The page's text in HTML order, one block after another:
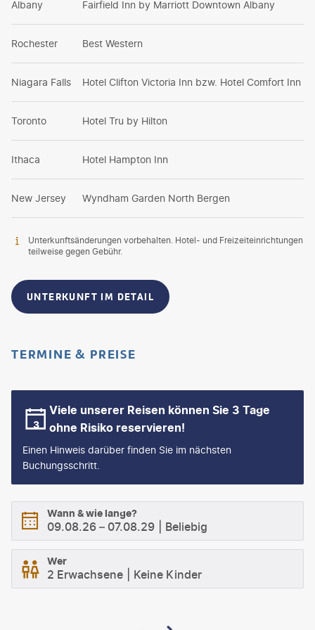
Albany Fairfield Inn by Marriott Downtown Albany
Rochester Best Western
Niagara Falls Hotel Clifton Victoria Inn bzw. Hotel Comfort Inn
Toronto Hotel Tru by Hilton
Ithaca Hotel Hampton Inn
New Jersey Wyndham Garden North Bergen
Unterkunftsänderungen vorbehalten. Hotel- und Freizeiteinrichtungen
teilweise gegen Gebühr.
UNTERKUNFT IM DETAIL
TERMINE & PREISE
Viele unserer Reisen können Sie 3 Tage
ohne Risiko reservieren!
Einen Hinweis darüber finden Sie im nächsten
Buchungsschritt.
Wann & wie lange?
09.08.26 – 07.08.29 Beliebig
Wer
2 Erwachsene Keine Kinder